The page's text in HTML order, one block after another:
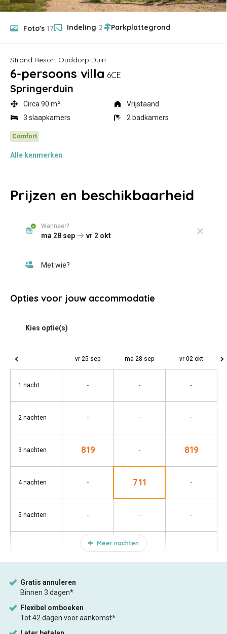
Foto's 17 Indeling 2
Strand Resort Ouddorp Duin
6-persoons villa 6CE
Springerduin
Circa 90 m²
Vrijstaand
3 slaapkamers
2 badkamers
Alle kenmerken
Prijzen en beschikbaarheid
Opties voor jouw accommodatie
Meer nachten
vr 25 sep ma 28 sep vr 02 okt
1 nacht - - -
2 nachten - - -
3 nachten 819 - 819
4 nachten - 711 -
5 nachten - - -